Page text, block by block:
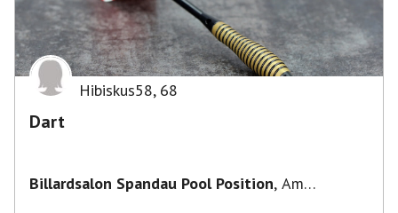
Hibiskus58, 68
Dart
Billardsalon Spandau Pool Position, Am